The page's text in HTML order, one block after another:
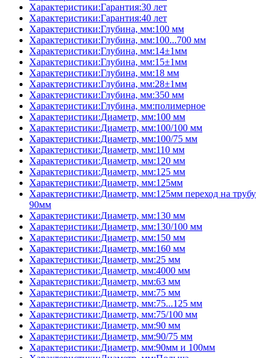
Характеристики:Гарантия:30 лет
Характеристики:Гарантия:40 лет
Характеристики:Глубина, мм:100 мм
Характеристики:Глубина, мм:100...700 мм
Характеристики:Глубина, мм:14±1мм
Характеристики:Глубина, мм:15±1мм
Характеристики:Глубина, мм:18 мм
Характеристики:Глубина, мм:28±1мм
Характеристики:Глубина, мм:350 мм
Характеристики:Глубина, мм:полимерное
Характеристики:Диаметр, мм:100 мм
Характеристики:Диаметр, мм:100/100 мм
Характеристики:Диаметр, мм:100/75 мм
Характеристики:Диаметр, мм:110 мм
Характеристики:Диаметр, мм:120 мм
Характеристики:Диаметр, мм:125 мм
Характеристики:Диаметр, мм:125мм
Характеристики:Диаметр, мм:125мм переход на трубу
90мм
Характеристики:Диаметр, мм:130 мм
Характеристики:Диаметр, мм:130/100 мм
Характеристики:Диаметр, мм:150 мм
Характеристики:Диаметр, мм:160 мм
Характеристики:Диаметр, мм:25 мм
Характеристики:Диаметр, мм:4000 мм
Характеристики:Диаметр, мм:63 мм
Характеристики:Диаметр, мм:75 мм
Характеристики:Диаметр, мм:75...125 мм
Характеристики:Диаметр, мм:75/100 мм
Характеристики:Диаметр, мм:90 мм
Характеристики:Диаметр, мм:90/75 мм
Характеристики:Диаметр, мм:90мм и 100мм